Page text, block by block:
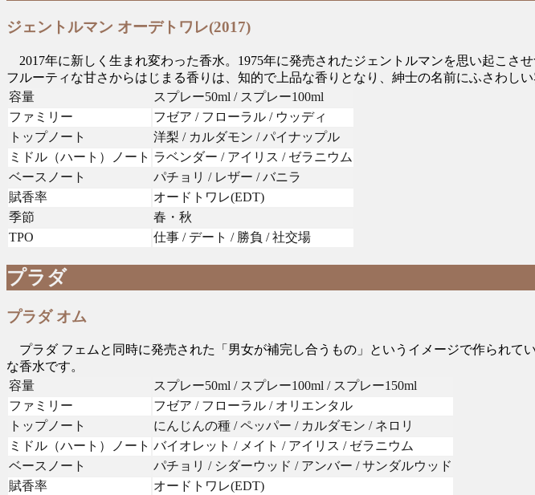
ジェントルマン オーデトワレ(2017)
2017年に新しく生まれ変わった香水。1975年に発売されたジェントルマンを思い起こさ
フルーティな甘さからはじまる香りは、知的で上品な香りとなり、紳士の名前にふさわしい
容量
スプレー50ml / スプレー100ml
ファミリー
フゼア / フローラル / ウッディ
トップノート
洋梨 / カルダモン / パイナップル
ミドル（ハート）ノート ラベンダー / アイリス / ゼラニウム
ベースノート
パチョリ / レザー / バニラ
賦香率
オードトワレ(EDT)
季節
春・秋
TPO
仕事 / デート / 勝負 / 社交場
プラダ
プラダ オム
プラダ フェムと同時に発売された「男女が補完し合うもの」というイメージで作られ
な香水です。
容量
スプレー50ml / スプレー100ml / スプレー150ml
ファミリー
フゼア / フローラル / オリエンタル
トップノート
にんじんの種 / ペッパー / カルダモン / ネロリ
ミドル（ハート）ノート バイオレット / メイト / アイリス / ゼラニウム
ベースノート
パチョリ / シダーウッド / アンバー / サンダルウッド
賦香率
オードトワレ(EDT)